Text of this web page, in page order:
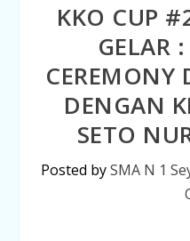
KKO CUP
GELAR
CEREMONY
DENGAN
SETO
Posted bySMA N 1